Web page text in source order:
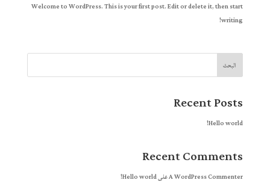
Welcome to WordPress. This is your first post. Edit or delete it, then start
writing!
البحث
Recent Posts
Hello world!
Recent Comments
A WordPress CommenterعلىHello world!